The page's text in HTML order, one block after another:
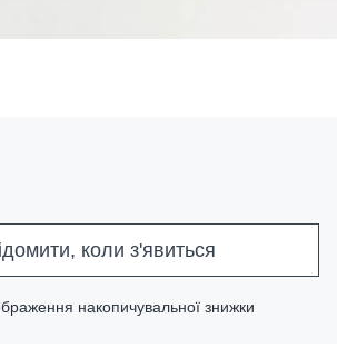
коли з'явиться
накопичувальної знижки